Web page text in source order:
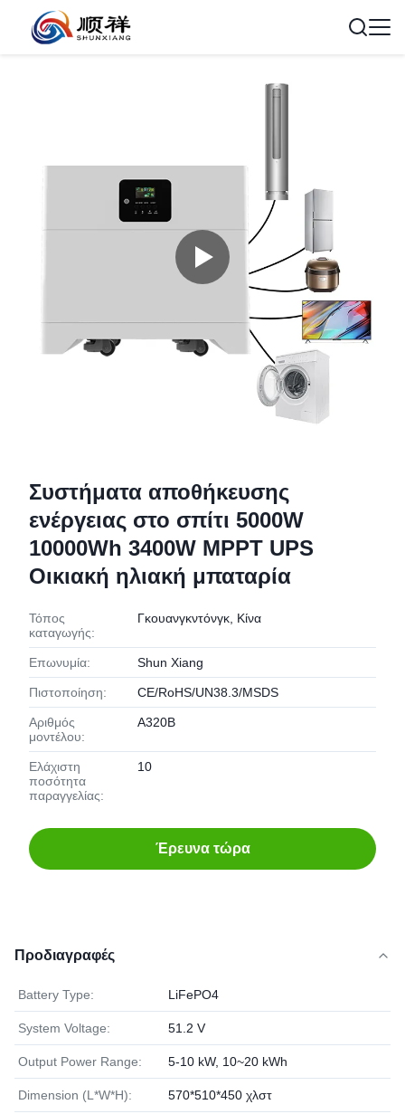
Συστήματα αποθήκευσης
ενέργειας στο σπίτι 5000W
10000Wh 3400W MPPT UPS
Οικιακή ηλιακή μπαταρία
Τόπος
καταγωγής:
Γκουανγκντόνγκ, Κίνα
Επωνυμία: Shun Xiang
Πιστοποίηση: CE/RoHS/UN38.3/MSDS
Αριθμός
μοντέλου:
A320B
Ελάχιστη
ποσότητα
παραγγελίας:
10
Έρευνα τώρα
Προδιαγραφές
Battery Type: LiFePO4
System Voltage: 51.2 V
Output Power Range: 5-10 kW, 10~20 kWh
Dimension (L*W*H): 570*510*450 χλστ